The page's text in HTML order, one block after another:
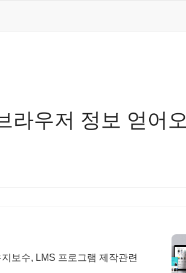
라우저 정보 얻어
보수, LMS 프로그램 제작관련